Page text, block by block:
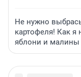
Не нужно
картофеля! Как я
яблони и малины